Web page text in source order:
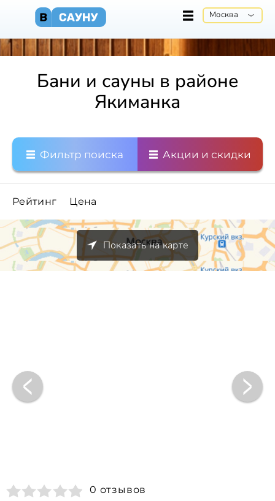
Москва
Бани и сауны в районе
Якиманка
Фильтр поиска Акции и скидки
Рейтинг Цена
Показать на карте
0 отзывов